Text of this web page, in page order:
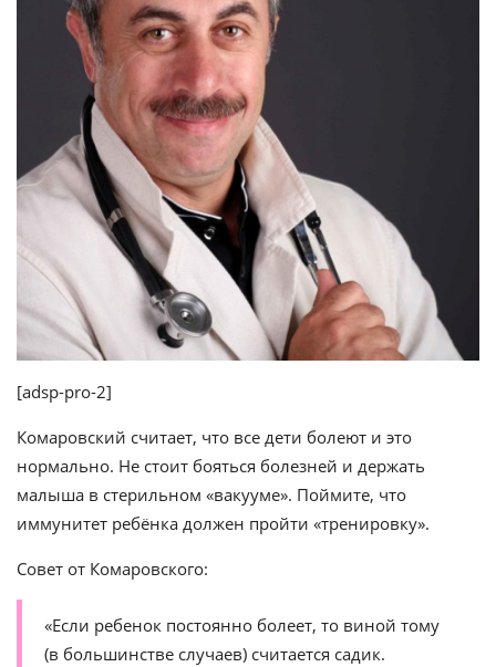
[adsp-pro-2]
Комаровский считает, что все дети болеют и это
нормально. Не стоит бояться болезней и держать
малыша в стерильном «вакууме». Поймите, что
иммунитет ребёнка должен пройти «тренировку».
Совет от Комаровского:
«Если ребенок постоянно болеет, то виной тому
(в большинстве случаев) считается садик.